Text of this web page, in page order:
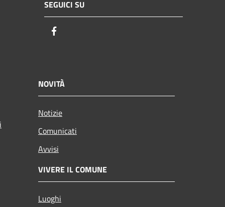
SEGUICI SU
NOVITÀ
Notizie
Comunicati
Avvisi
VIVERE IL COMUNE
Luoghi